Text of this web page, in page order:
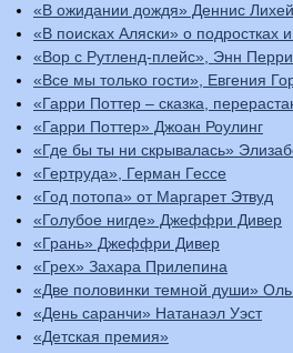
«В ожидании дождя» Деннис
«В поисках Аляски» о подростках
«Вор с Рутленд-плейс», Энн Перри
«Все мы только гости», Евгения
«Гарри Поттер – сказка,
«Гарри Поттер» Джоан Роулинг
«Где бы ты ни скрывалась»
«Гертруда», Герман Гессе
«Год потопа» от Маргарет Этвуд
«Голубое нигде» Джеффри Дивер
«Грань» Джеффри Дивер
«Грех» Захара Прилепина
«Две
«День саранчи» Натанаэл Уэст
«Детская премия»